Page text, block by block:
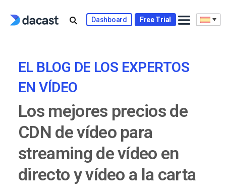
Dashboard Free Trial
EL BLOG DE LOS EXPERTOS
EN VÍDEO
Los mejores precios de
CDN de vídeo para
streaming de vídeo en
directo y vídeo a la carta